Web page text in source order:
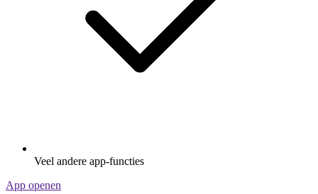
Veel andere app-functies
App openen